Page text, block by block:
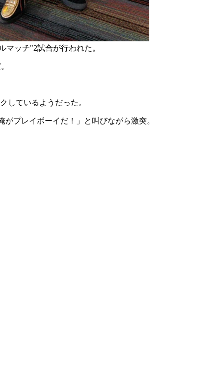
ッチ"2試合が行われた。
しているようだった。
プレイボーイだ！」と叫びながら激突。